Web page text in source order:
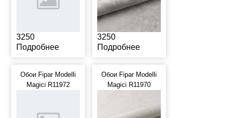
3250
Подробнее
3250
Подробнее
Обои Fipar Modelli
Magici R11972
Обои Fipar Modelli
Magici R11970